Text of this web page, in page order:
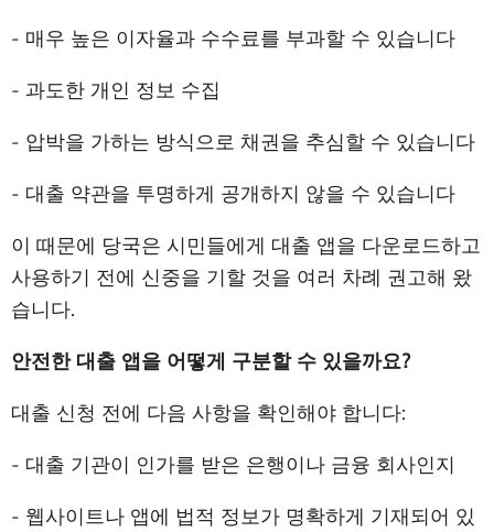
- 매우 높은 이자율과 수수료를 부과할 수 있습니다
- 과도한 개인 정보 수집
- 압박을 가하는 방식으로 채권을 추심할 수 있습니다
- 대출 약관을 투명하게 공개하지 않을 수 있습니다
이 때문에 당국은 시민들에게 대출 앱을 다운로드하고
사용하기 전에 신중을 기할 것을 여러 차례 권고해 왔
습니다.
안전한 대출 앱을 어떻게 구분할 수 있을까요?
대출 신청 전에 다음 사항을 확인해야 합니다:
- 대출 기관이 인가를 받은 은행이나 금융 회사인지
- 웹사이트나 앱에 법적 정보가 명확하게 기재되어 있